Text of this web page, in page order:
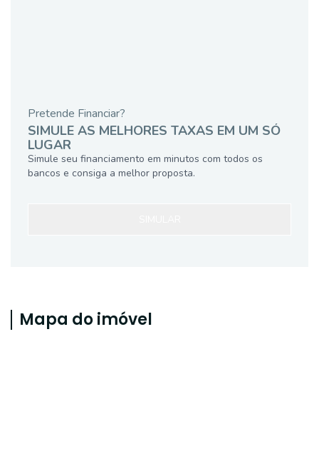
Pretende Financiar?
SIMULE AS MELHORES TAXAS EM UM SÓ
LUGAR
Simule seu financiamento em minutos com todos os
bancos e consiga a melhor proposta.
Mapa do imóvel